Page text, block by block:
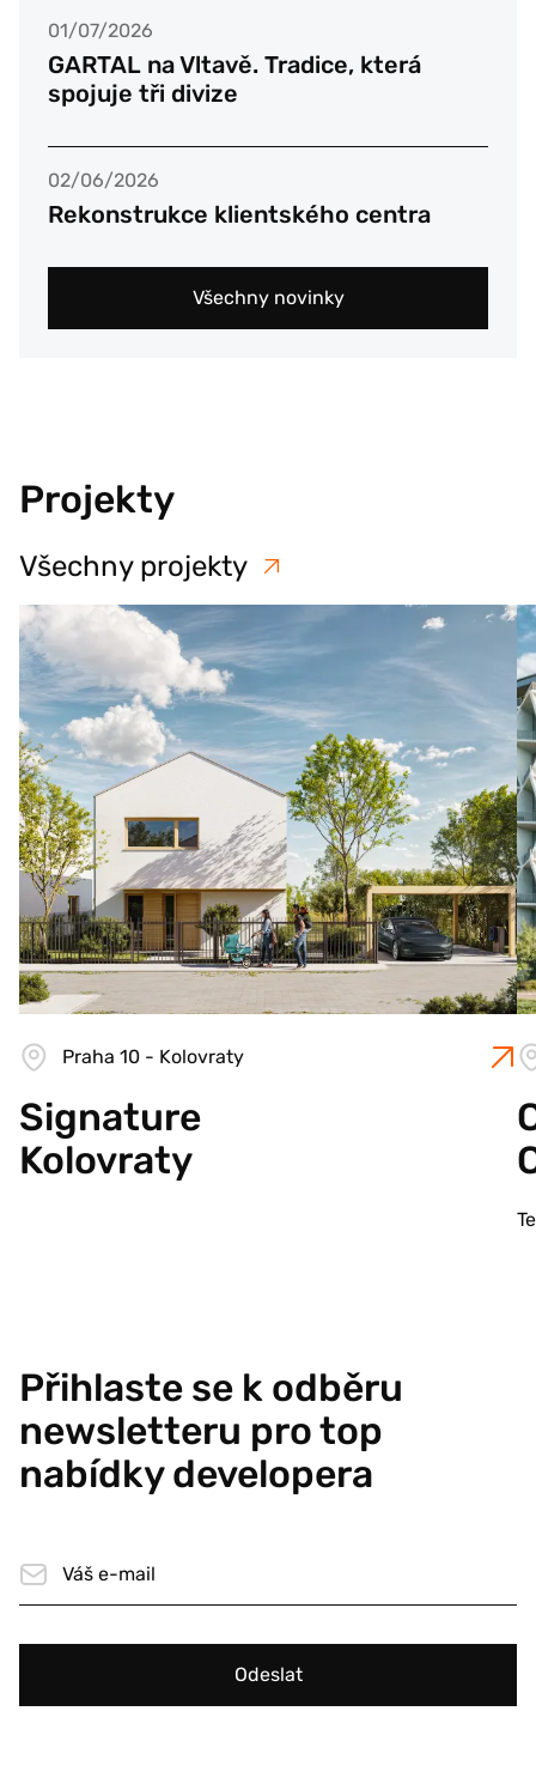
01/07/2026
GARTAL na Vltavě. Tradice, která
spojuje tři divize
02/06/2026
Rekonstrukce klientského centra
Všechny novinky
Projekty
Všechny projekty
Praha 10 - Kolovraty
Signature
Kolovraty
Přihlaste se k odběru
newsletteru pro top
nabídky developera
Odeslat